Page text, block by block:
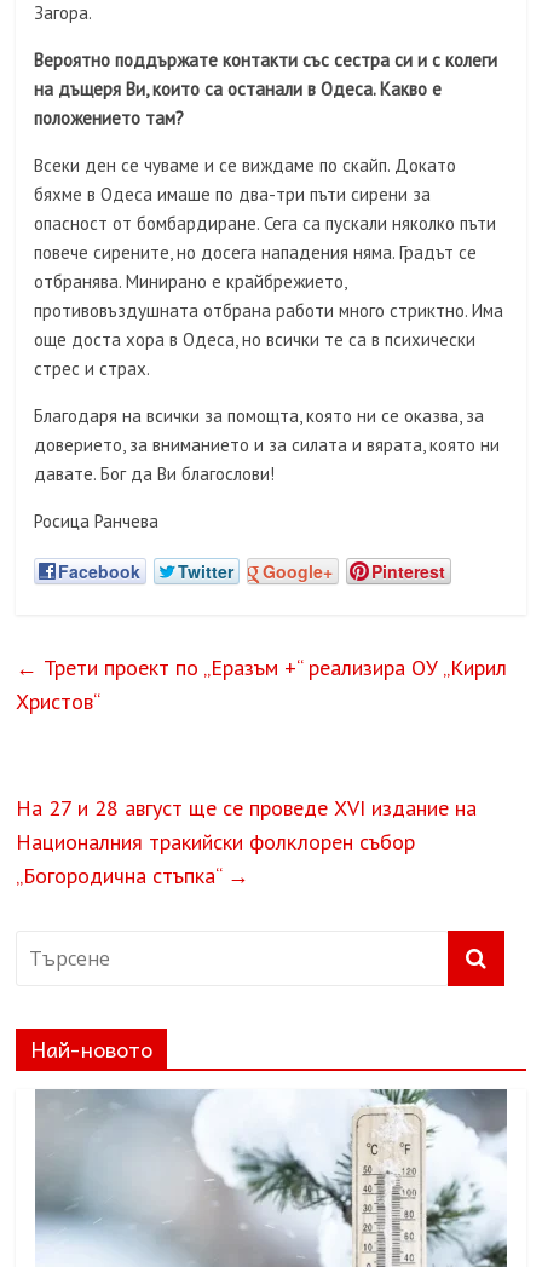
Загора.
Вероятно поддържате контакти със сестра си и с колеги
на дъщеря Ви, които са останали в Одеса. Какво е
положението там?
Всеки ден се чуваме и се виждаме по скайп. Докато
бяхме в Одеса имаше по два-три пъти сирени за
опасност от бомбардиране. Сега са пускали няколко пъти
повече сирените, но досега нападения няма. Градът се
отбранява. Минирано е крайбрежието,
противовъздушната отбрана работи много стриктно. Има
още доста хора в Одеса, но всички те са в психически
стрес и страх.
Благодаря на всички за помощта, която ни се оказва, за
доверието, за вниманието и за силата и вярата, която ни
давате. Бог да Ви благослови!
Росица Ранчева
Facebook Twitter Google+ Pinterest
← Трети проект по „Еразъм +“ реализира ОУ „Кирил
Христов“
На 27 и 28 август ще се проведе XVI издание на
Националния тракийски фолклорен събор
„Богородична стъпка“ →
Най-новото